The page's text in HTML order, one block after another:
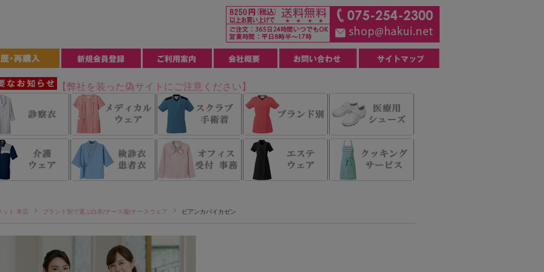
【弊社を装った偽サイトにご注意ください】
ット 本店 ブランド別で選ぶ白衣/ナース服/ナースウェア ビアンカバイカゼン